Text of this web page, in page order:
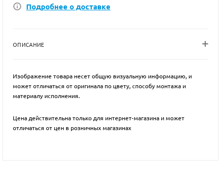
Подробнее о доставке
ОПИСАНИЕ
Изображение товара несет общую визуальную информацию, и
может отличаться от оригинала по цвету, способу монтажа и
материалу исполнения.
Цена действительна только для интернет-магазина и может
отличаться от цен в розничных магазинах